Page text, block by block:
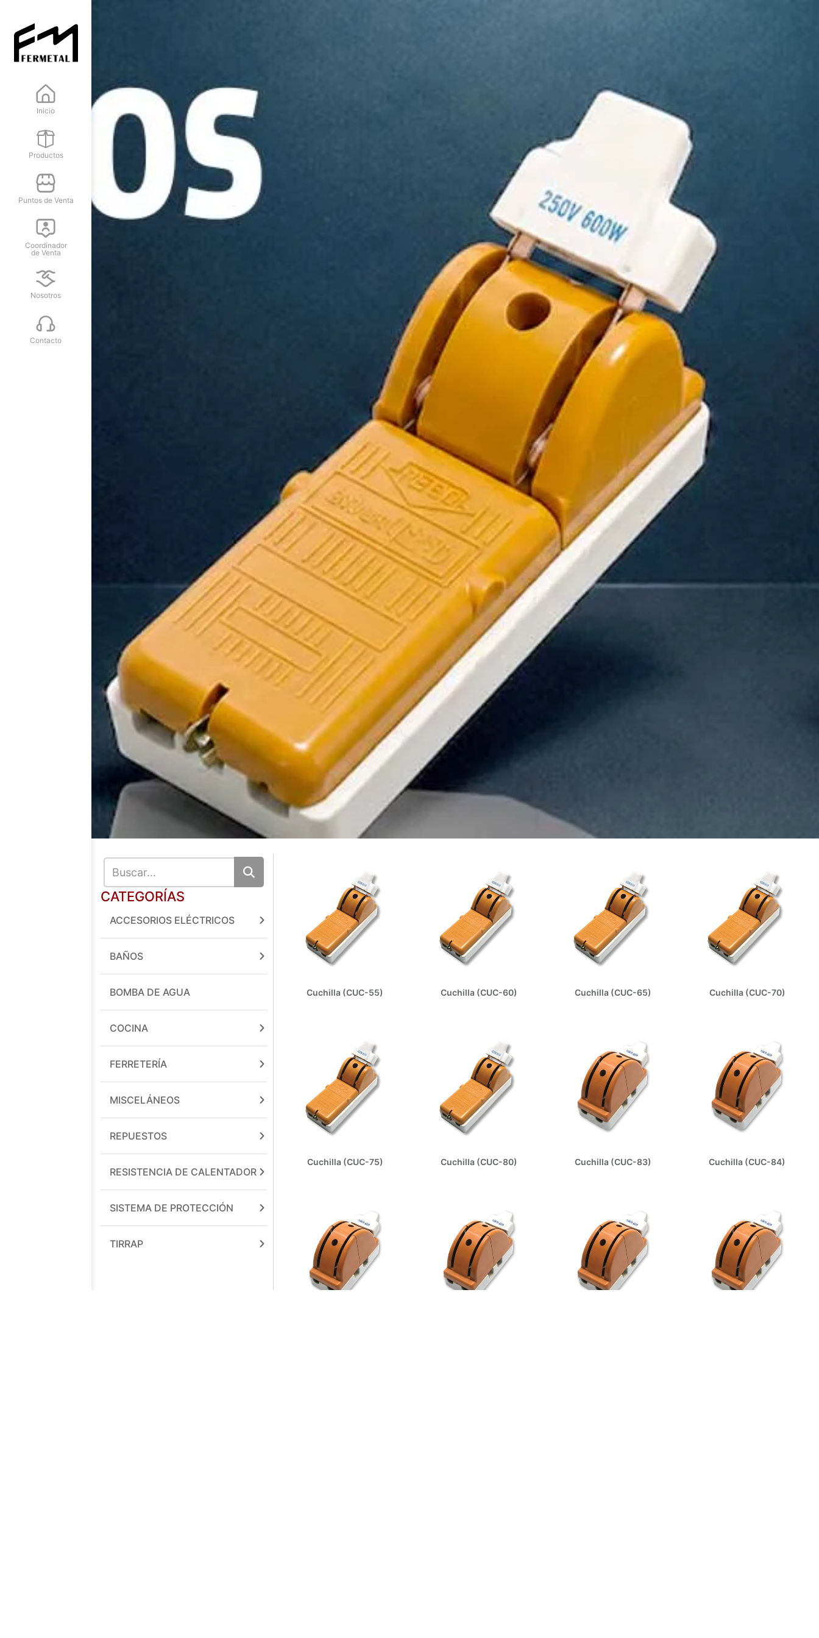
Inicio
Productos
Puntos de Venta
Coordinador
de Venta
Nosotros
Contacto
CATEGORÍAS
ACCESORIOS ELÉCTRICOS
BAÑOS
BOMBA DE AGUA
COCINA
FERRETERÍA
MISCELÁNEOS
REPUESTOS
RESISTENCIA DE CALENTADOR
SISTEMA DE PROTECCIÓN
TIRRAP
Cuchilla (CUC-55) Cuchilla (CUC-60) Cuchilla (CUC-65) Cuchilla (CUC-70)
Cuchilla (CUC-75) Cuchilla (CUC-80) Cuchilla (CUC-83) Cuchilla (CUC-84)